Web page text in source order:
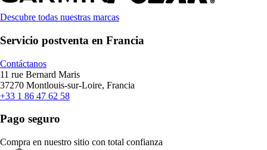
Descubre todas nuestras marcas
Servicio postventa en Francia
Contáctanos
11 rue Bernard Maris
37270 Montlouis-sur-Loire, Francia
+33 1 86 47 62 58
Pago seguro
Compra en nuestro sitio con total confianza